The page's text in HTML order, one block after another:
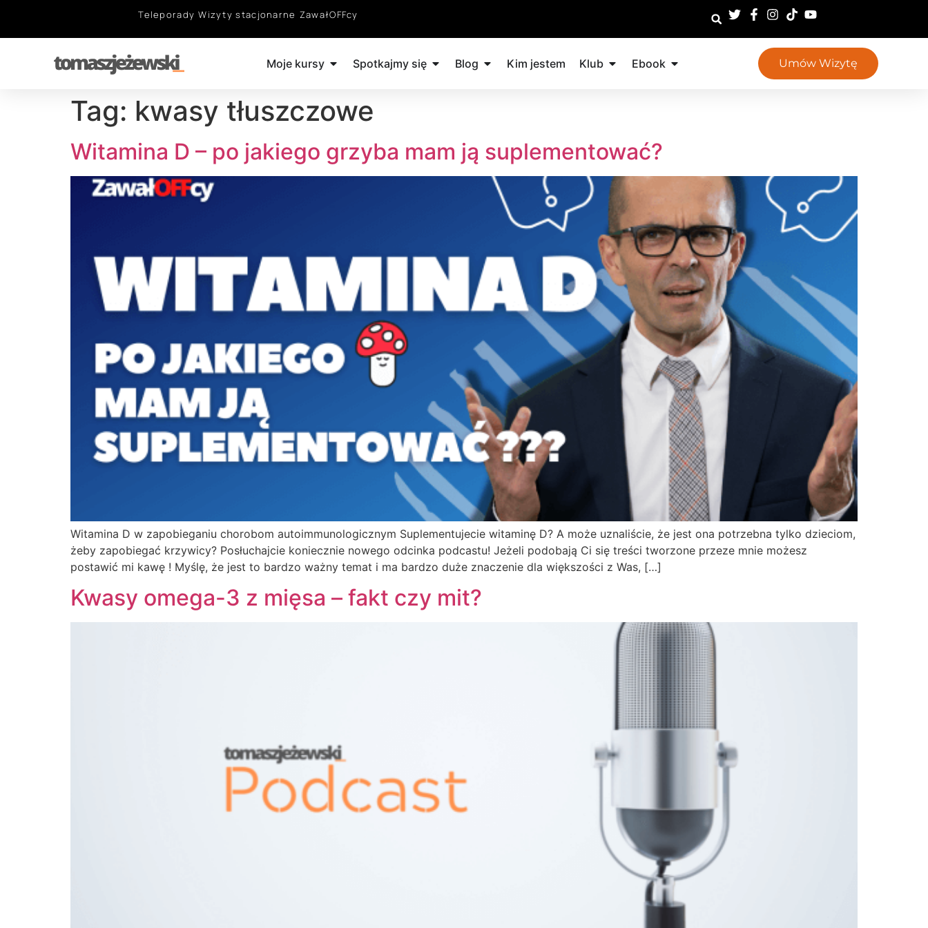
Teleporady Wizyty stacjonarne ZawałOFFcy
Moje kursy Spotkajmy się Blog Kim jestem Klub Ebook Umów Wizytę
Tag: kwasy tłuszczowe
Witamina D – po jakiego grzyba mam ją suplementować?
Witamina D w zapobieganiu chorobom autoimmunologicznym Suplementujecie witaminę D? A może uznaliście, że jest ona potrzebna tylko dzieciom,
żeby zapobiegać krzywicy? Posłuchajcie koniecznie nowego odcinka podcastu! Jeżeli podobają Ci się treści tworzone przeze mnie możesz
postawić mi kawę ! Myślę, że jest to bardzo ważny temat i ma bardzo duże znaczenie dla większości z Was, […]
Kwasy omega-3 z mięsa – fakt czy mit?